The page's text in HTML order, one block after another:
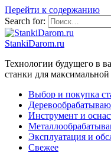
Перейти к содержанию
Search for:
StankiDarom.ru
Технологии будущего в
станки для
Выбор и покупка
Инструмент и
Эксплуатация и
Свежее